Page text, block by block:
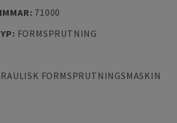
: 71000
: FORMSPRUTNING
FORMSPRUTNINGSMASKIN